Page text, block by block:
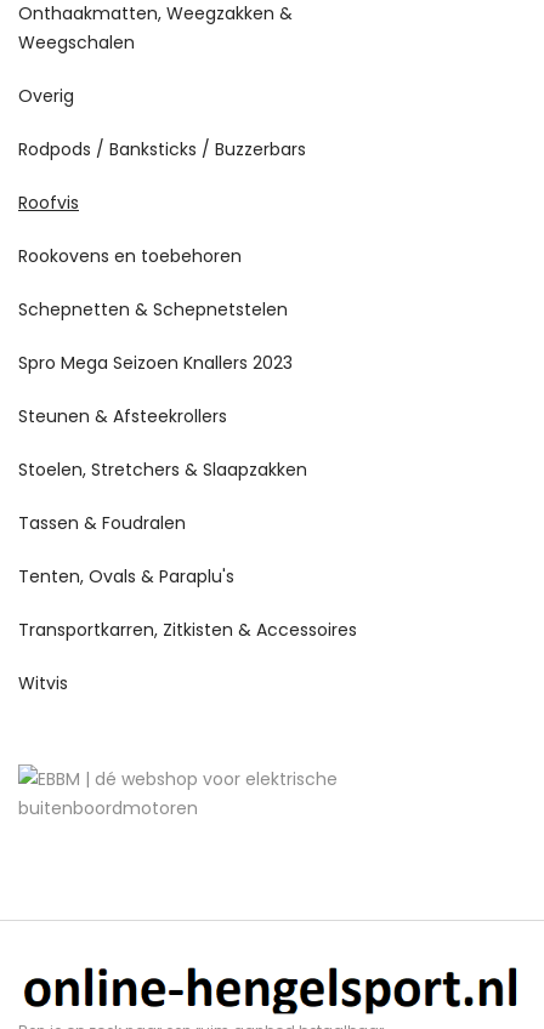
Onthaakmatten, Weegzakken &
Weegschalen
Overig
Rodpods / Banksticks / Buzzerbars
Roofvis
Rookovens en toebehoren
Schepnetten & Schepnetstelen
Spro Mega Seizoen Knallers 2023
Steunen & Afsteekrollers
Stoelen, Stretchers & Slaapzakken
Tassen & Foudralen
Tenten, Ovals & Paraplu's
Transportkarren, Zitkisten & Accessoires
Witvis